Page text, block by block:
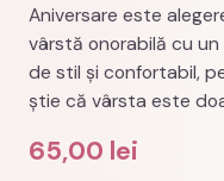
Aniversare este
vârstă onorabilă cu
de stil și confortabil,
știe că vârsta este
65,00 lei